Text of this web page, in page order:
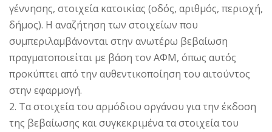
γέννησης, στοιχεία κατοικίας (οδός, αριθμός, περιοχή,
δήμος). Η αναζήτηση των στοιχείων που
συμπεριλαμβάνονται στην ανωτέρω βεβαίωση
πραγματοποιείται με βάση τον ΑΦΜ, όπως αυτός
προκύπτει από την αυθεντικοποίηση του αιτούντος
στην εφαρμογή.
2. Τα στοιχεία του αρμόδιου οργάνου για την έκδοση
της βεβαίωσης και συγκεκριμένα τα στοιχεία του